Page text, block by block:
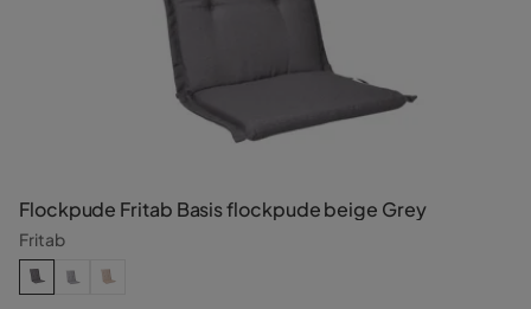
Flockpude Fritab Basis flockpude beige Grey
Fritab